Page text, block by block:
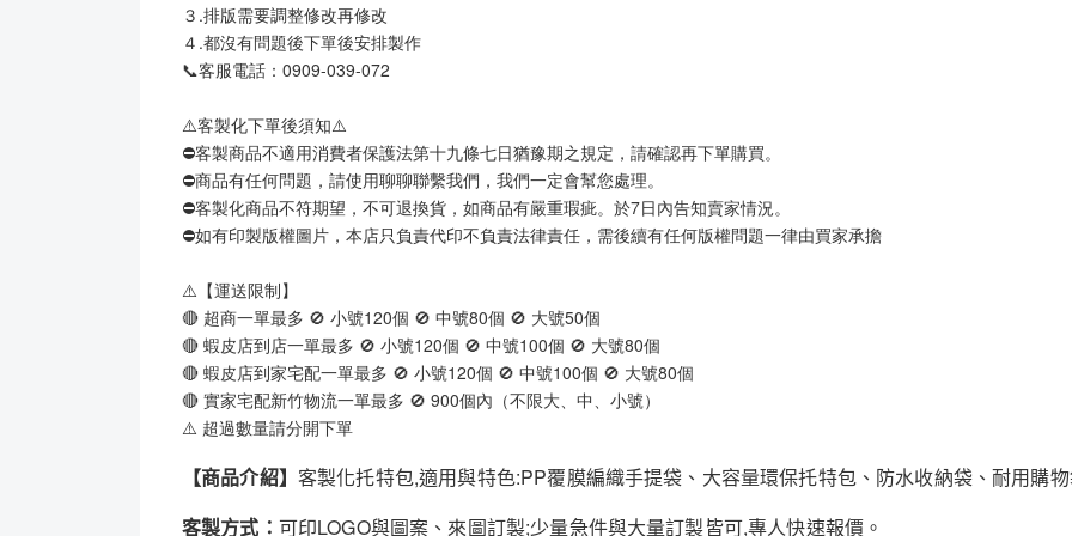
３.排版需要調整修改再修改
４.都沒有問題後下單後安排製作
📞客服電話：0909-039-072
⚠️客製化下單後須知⚠️
⛔客製商品不適用消費者保護法第十九條七日猶豫期之規定，請確認再下單購買。
⛔商品有任何問題，請使用聊聊聯繫我們，我們一定會幫您處理。
⛔客製化商品不符期望，不可退換貨，如商品有嚴重瑕疵。於7日內告知賣家情況。
⛔如有印製版權圖片，本店只負責代印不負責法律責任，需後續有任何版權問題一律由買家承擔
⚠️【運送限制】
🔴 超商一單最多 🚫 小號120個 🚫 中號80個 🚫 大號50個
🔴 蝦皮店到店一單最多 🚫 小號120個 🚫 中號100個 🚫 大號80個
🔴 蝦皮店到家宅配一單最多 🚫 小號120個 🚫 中號100個 🚫 大號80個
🔴 實家宅配新竹物流一單最多 🚫 900個內（不限大、中、小號）
⚠️ 超過數量請分開下單
【商品介紹】 客製化托特包,適用與特色:PP覆膜編織手提袋、大容量環保托特包、防水收納袋、耐用購
客製方式： 可印LOGO與圖案、來圖訂製;少量急件與大量訂製皆可,專人快速報價。